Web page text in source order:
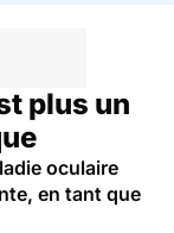
plus un
oculaire
en tant que